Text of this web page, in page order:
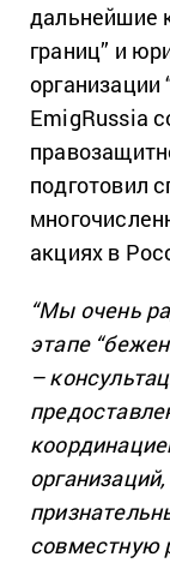
дальнейшие
границ” и
EmigRussia
подготовил
акциях в
“Мы очень
этапе
–
совместную